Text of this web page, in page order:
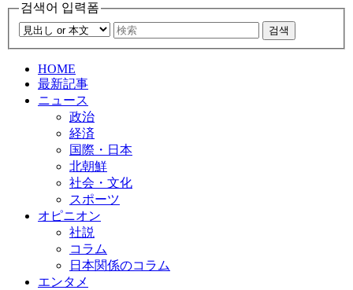
검색어 입력폼
검색
HOME
最新記事
ニュース
政治
経済
国際・日本
北朝鮮
社会・文化
スポーツ
オピニオン
社説
コラム
日本関係のコラム
エンタメ